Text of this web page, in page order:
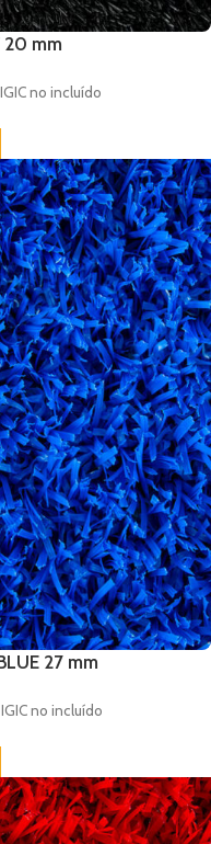
20 mm
IGIC no incluído
27 mm
IGIC no incluído